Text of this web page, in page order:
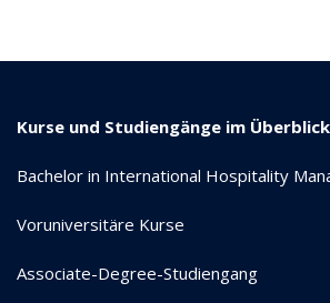
Kurse und Studiengänge im Überblick
Bachelor in International Hospitality
Voruniversitäre Kurse
Associate-Degree-Studiengang